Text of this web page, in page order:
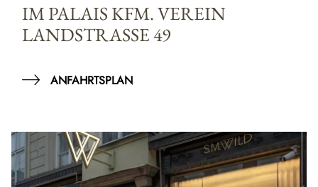
IM PALAIS KFM. VEREIN
LANDSTRASSE 49
ANFAHRTSPLAN